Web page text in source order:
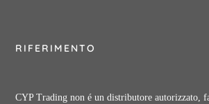
RIFERIMENTO
CYP Trading non é un distributore autorizzato,